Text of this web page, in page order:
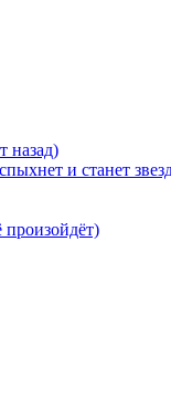
назад)
и станет
произойдёт)